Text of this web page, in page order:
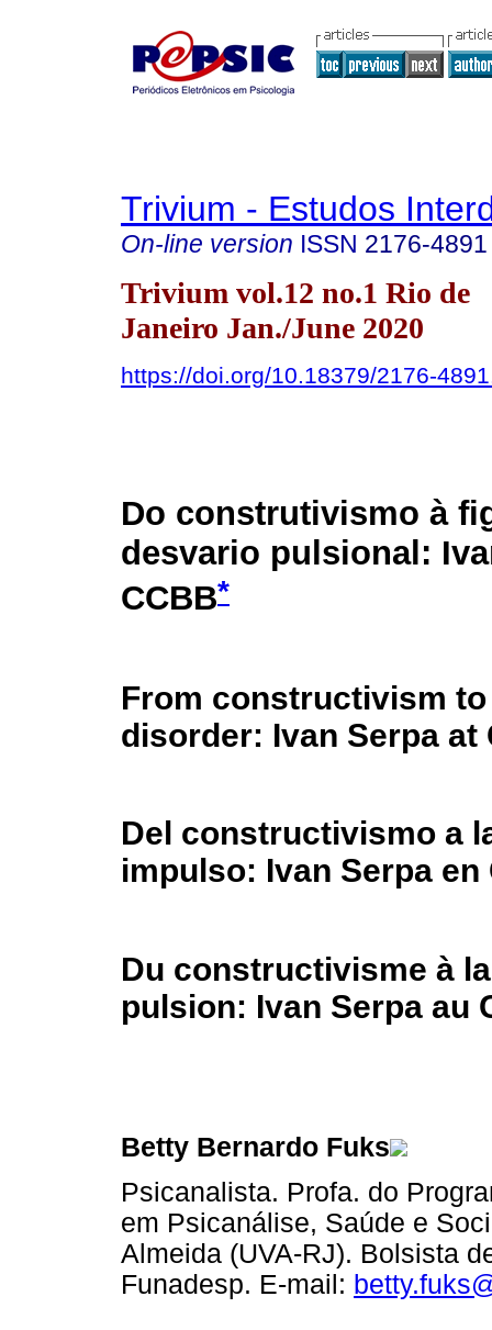
Trivium - Estudos
On-line version ISSN 2176-4891
Trivium vol.12 no.1 Rio de
Janeiro Jan./June 2020
https://doi.org/10.18379/2176-
Do construtivismo à
desvario pulsional:
CCBB*
From constructivism
disorder: Ivan Serpa at
Del constructivismo a
impulso: Ivan Serpa en
Du constructivisme à
pulsion: Ivan Serpa au
Betty Bernardo Fuks
Psicanalista. Profa. do
em Psicanálise, Saúde e
Almeida (UVA-RJ). Bolsista
Funadesp. E-mail: